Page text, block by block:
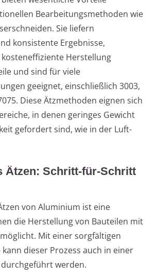
Bearbeitungsmethoden wie
Sie liefern
konsistente Ergebnisse,
Herstellung
und sind für viele
geeignet, einschließlich 3003,
Diese Ätzmethoden eignen sich
in denen geringes Gewicht
gefordert sind, wie in der Luft-
Ätzen: Schritt-für-Schritt
von Aluminium ist eine
die Herstellung von Bauteilen mit
Mit einer sorgfältigen
dieser Prozess auch in einer
werden.